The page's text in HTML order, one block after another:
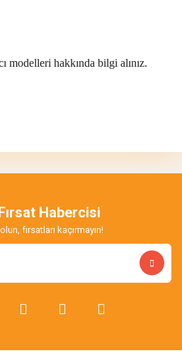
modelleri hakkında bilgi alınız.
Yorum Yaz
daha pahalı.
olmalı.
Habercisi
fırsatları kaçırmayın!